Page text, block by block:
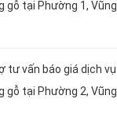
gỗ tại Phường 1, Vũng
tư vấn báo giá dịch vụ
gỗ tại Phường 2, Vũng